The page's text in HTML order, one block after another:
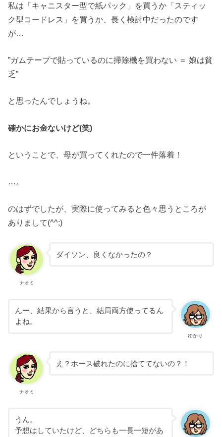
私は「キャニスター型で紙パック」を買うか「スティッ
ク型コードレス」を買うか、長く検討中だったのです
が…
”ガムテープで貼っているのに掃除機を買わない ＝ 娘は貧
乏”
と思ったんでしょうね。
確かにお金ないけど(笑)
ということで、母が買ってくれたので一件落着！
…。
のはずでしたが、実際に使ってみると色々思うところが
ありまして(^^;)
ナオミ
ダイソン、良くなかったの？
ゆかり
んー、結果から言うと、結局両方使ってるん
よね。
ナオミ
え？ホース破れたのに捨ててないの？！
うん。
予想はしていたけど、どちらも一長一短があ